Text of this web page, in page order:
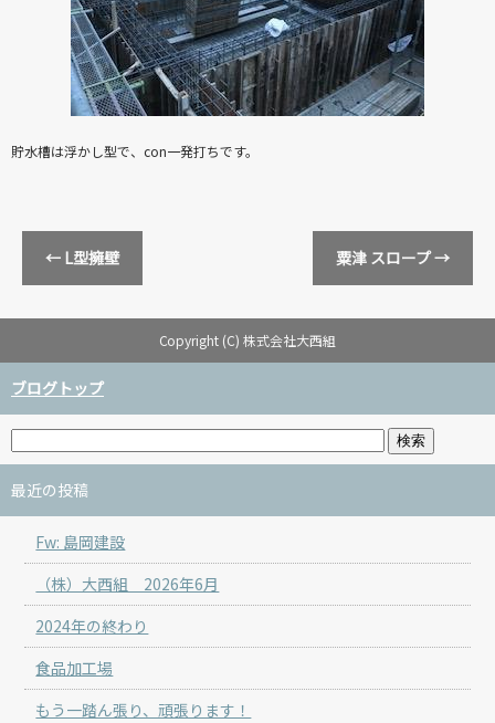
貯水槽は浮かし型で、con一発打ちです。
← L型擁壁 粟津 スロープ→
Copyright (C) 株式会社大西組
ブログトップ
最近の投稿
Fw: 島岡建設
（株）大西組 2026年6月
2024年の終わり
食品加工場
もう一踏ん張り、頑張ります！